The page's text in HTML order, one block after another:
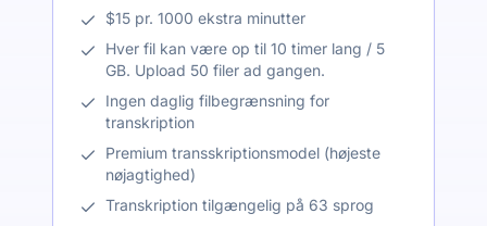
$15 pr. 1000 ekstra minutter
Hver fil kan være op til 10 timer lang / 5
GB. Upload 50 filer ad gangen.
Ingen daglig filbegrænsning for
transkription
Premium transskriptionsmodel (højeste
nøjagtighed)
Transkription tilgængelig på 63 sprog